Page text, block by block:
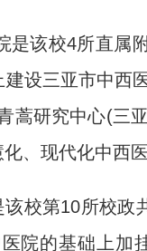
校4所直属附
设三亚市中西
蒿研究中心(三
、现代化中西医
第10所校政
院的基础上加